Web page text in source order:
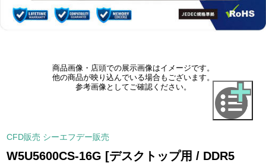
商品画像・店頭での展示画像はイメージです。
他の商品が映り込んでいる場合もございます。
参考画像としてご確認ください。
CFD販売 シーエフデー販売
W5U5600CS-16G [デスクトップ用 / DDR5